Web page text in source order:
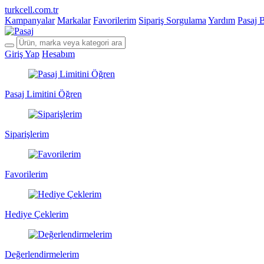
turkcell.com.tr
Kampanyalar Markalar Favorilerim Sipariş Sorgulama Yardım Pasaj
Giriş Yap Hesabım
Pasaj Limitini Öğren
Siparişlerim
Favorilerim
Hediye Çeklerim
Değerlendirmelerim